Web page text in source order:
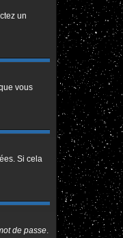
un
vous
Si cela
de passe.